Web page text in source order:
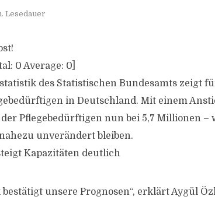
Lesedauer
0 Average: 0
des Statistischen Bundesamts zeigt
in Deutschland. Mit einem
Pflegebedürftigen nun bei 5,7 Millionen –
unverändert bleiben.
Kapazitäten deutlich
bestätigt unsere Prognosen“, erklärt Aygül